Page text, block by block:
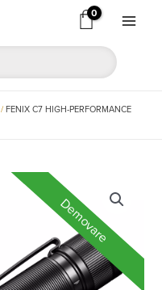
/FENIX C7 HIGH-PERFORMANCE
Demovare